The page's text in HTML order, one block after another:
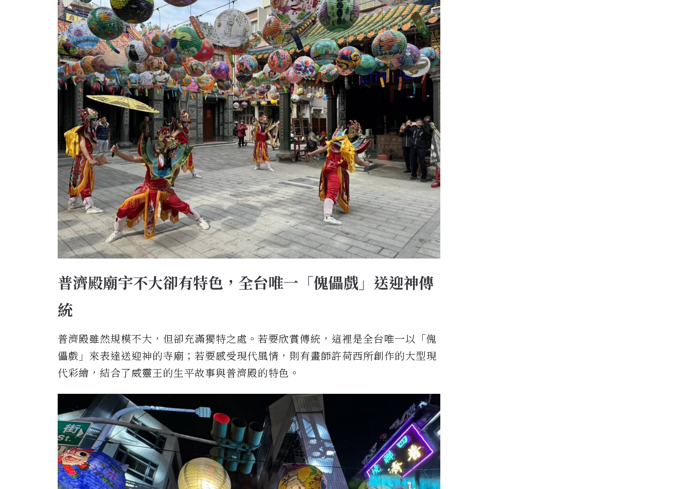
普濟殿廟宇不大卻有特色，全台唯一「傀儡戲」送迎神傳
統
普濟殿雖然規模不大，但卻充滿獨特之處。若要欣賞傳統，這裡是全台唯一以「傀
儡戲」來表達送迎神的寺廟；若要感受現代風情，則有畫師許荷西所創作的大型現
代彩繪，結合了威靈王的生平故事與普濟殿的特色。